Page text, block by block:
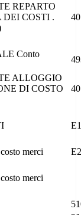
REPARTO
COSTI .
40
Conto
ALLOGGIO
DI COSTO
40
E1
merci E2
merci